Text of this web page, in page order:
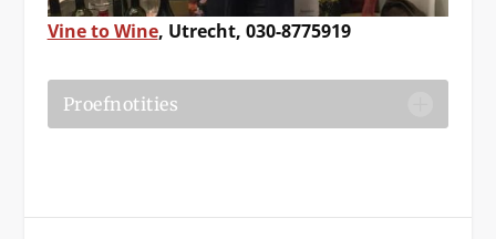
Vine to Wine, Utrecht, 030-8775919
Proefnotities